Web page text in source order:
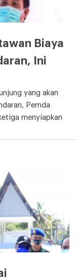
Biaya
Ini
yang akan
Pemda
menyiapkan